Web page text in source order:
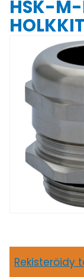
HSK-M-
Rekisteröidy